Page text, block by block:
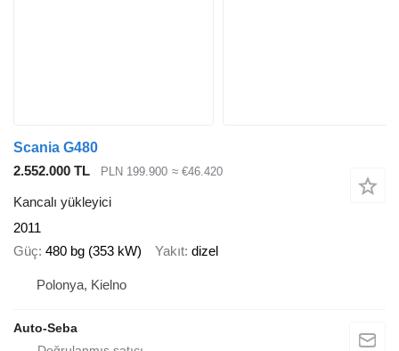
Scania G480
2.552.000 TL
PLN 199.900 ≈ €46.420
Kancalı yükleyici
2011
Güç 480 bg (353 kW) Yakıt dizel
Polonya, Kielno
Auto-Seba